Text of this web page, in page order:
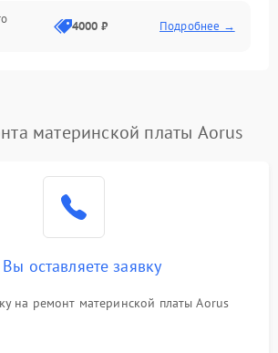
4000 ₽ Подробнее →
материнской платы Aorus
Вы оставляете заявку
на ремонт материнской платы Aorus